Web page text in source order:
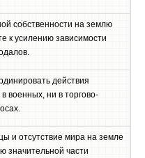
собственности на землю
к усилению зависимости
действия
военных, ни в торгово-
и отсутствие мира на земле
значительной части